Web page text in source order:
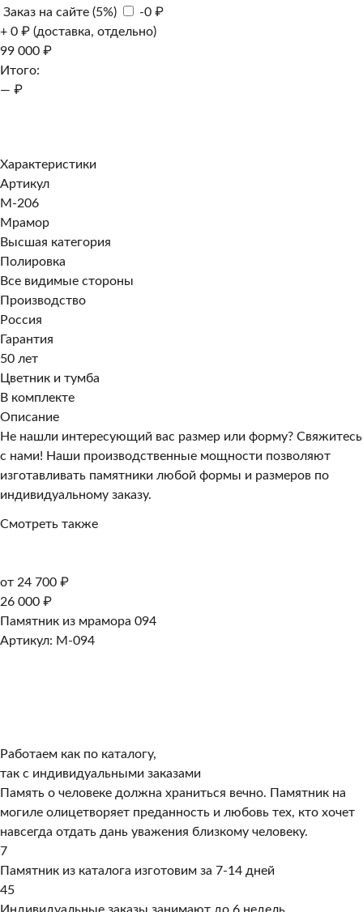
Заказ на сайте (5%)
-0 ₽
+ 0 ₽ (доставка, отдельно)
99 000 ₽
Итого:
— ₽
Характеристики
Артикул
M-206
Мрамор
Высшая категория
Полировка
Все видимые стороны
Производство
Россия
Гарантия
50 лет
Цветник и тумба
В комплекте
Описание
Не нашли интересующий вас размер или форму? Свяжитесь
с нами! Наши производственные мощности позволяют
изготавливать памятники любой формы и размеров по
индивидуальному заказу.
Смотреть также
от 24 700 ₽
26 000 ₽
Памятник из мрамора 094
Артикул: M-094
Работаем как по каталогу,
так с индивидуальными заказами
Память о человеке должна храниться вечно. Памятник на
могиле олицетворяет преданность и любовь тех, кто хочет
навсегда отдать дань уважения близкому человеку.
7
Памятник из каталога изготовим за 7-14 дней
45